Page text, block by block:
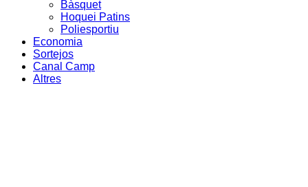
Bàsquet
Hoquei Patins
Poliesportiu
Economia
Sortejos
Canal Camp
Altres